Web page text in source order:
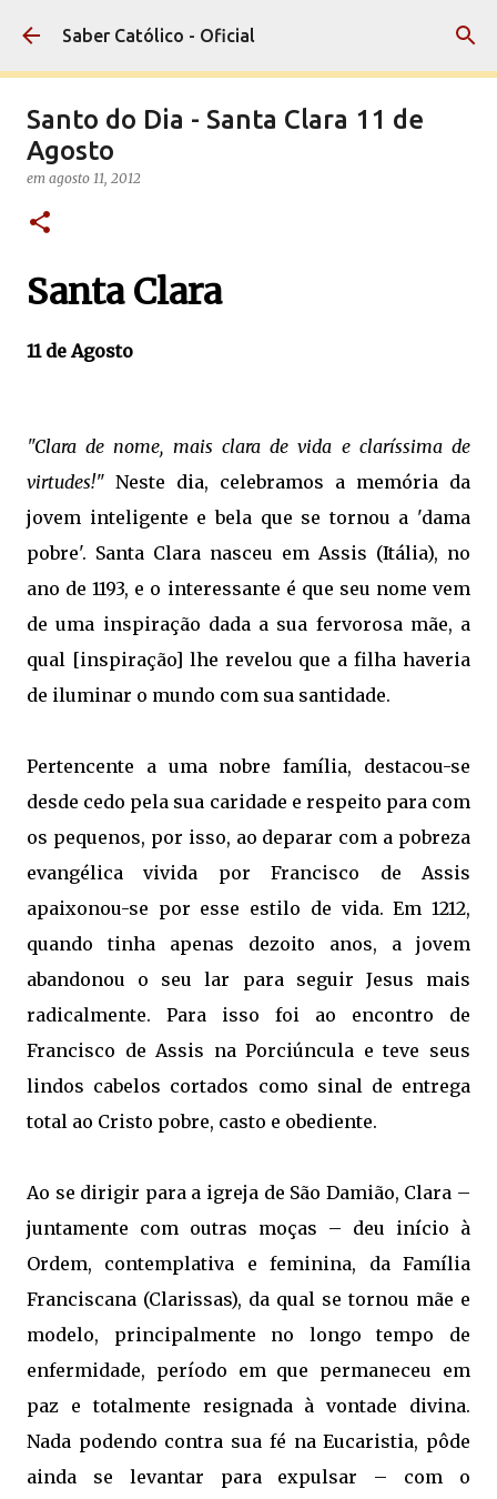
Pular para o conteúdo principal
Saber Católico - Oficial
Santo do Dia - Santa Clara 11 de
Agosto
em agosto 11, 2012
Santa Clara
11 de Agosto
"Clara de nome, mais clara de vida e claríssima de
virtudes!" Neste dia, celebramos a memória da
jovem inteligente e bela que se tornou a 'dama
pobre'. Santa Clara nasceu em Assis (Itália), no
ano de 1193, e o interessante é que seu nome vem
de uma inspiração dada a sua fervorosa mãe, a
qual [inspiração] lhe revelou que a filha haveria
de iluminar o mundo com sua santidade.
Pertencente a uma nobre família, destacou-se
desde cedo pela sua caridade e respeito para com
os pequenos, por isso, ao deparar com a pobreza
evangélica vivida por Francisco de Assis
apaixonou-se por esse estilo de vida. Em 1212,
quando tinha apenas dezoito anos, a jovem
abandonou o seu lar para seguir Jesus mais
radicalmente. Para isso foi ao encontro de
Francisco de Assis na Porciúncula e teve seus
lindos cabelos cortados como sinal de entrega
total ao Cristo pobre, casto e obediente.
Ao se dirigir para a igreja de São Damião, Clara –
juntamente com outras moças – deu início à
Ordem, contemplativa e feminina, da Família
Franciscana (Clarissas), da qual se tornou mãe e
modelo, principalmente no longo tempo de
enfermidade, período em que permaneceu em
paz e totalmente resignada à vontade divina.
Nada podendo contra sua fé na Eucaristia, pôde
ainda se levantar para expulsar – com o